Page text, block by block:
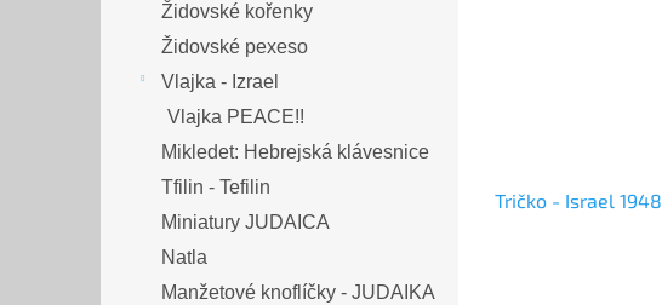
Židovské kořenky
Židovské pexeso
Vlajka - Izrael
Vlajka PEACE!!
Mikledet: Hebrejská klávesnice
Tfilin - Tefilin
Miniatury JUDAICA
Natla
Manžetové knoflíčky - JUDAIKA
Tričko - Israel 1948